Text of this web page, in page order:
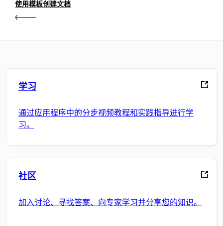
使用模板创建文档
学习
通过应用程序中的分步视频教程和实践指导进行学
习。
社区
加入讨论、寻找答案、向专家学习并分享您的知识。